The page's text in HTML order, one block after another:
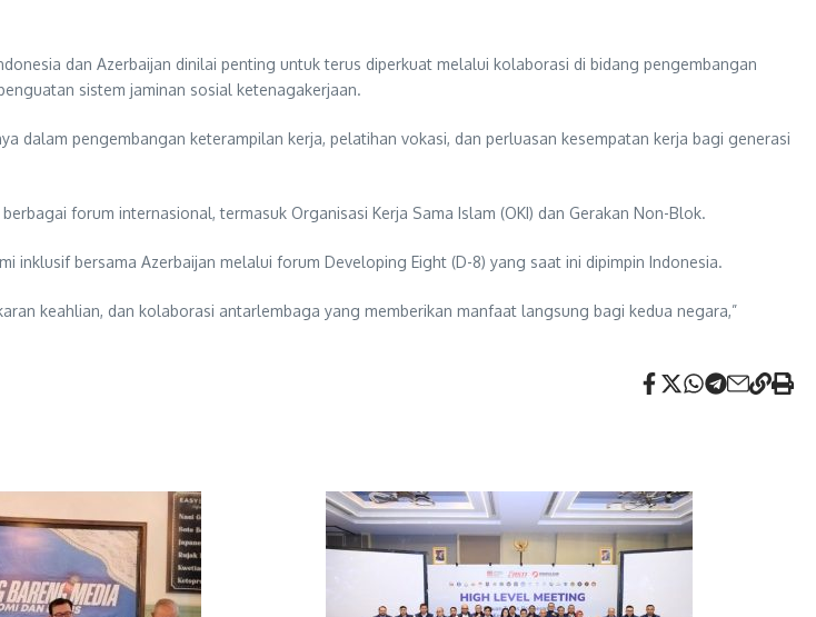
dan Azerbaijan dinilai penting untuk terus diperkuat melalui kolaborasi di bidang pengembangan
sistem jaminan sosial ketenagakerjaan.
dalam pengembangan keterampilan kerja, pelatihan vokasi, dan perluasan kesempatan kerja bagi generasi
forum internasional, termasuk Organisasi Kerja Sama Islam (OKI) dan Gerakan Non-Blok.
bersama Azerbaijan melalui forum Developing Eight (D-8) yang saat ini dipimpin Indonesia.
keahlian, dan kolaborasi antarlembaga yang memberikan manfaat langsung bagi kedua negara,”